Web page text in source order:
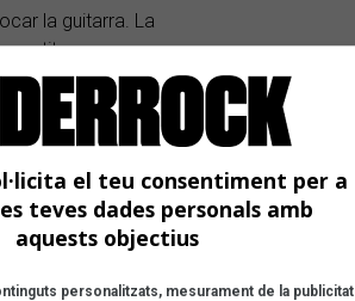
la guitarra. La
petites cançons
musicals
més indie,
Bowie,
percussió i
el teu consentiment per a
teves dades personals amb
aquests objectius
personalitzats, mesurament de la publicitat